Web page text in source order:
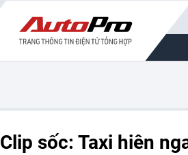
Clip sốc: Taxi hiên